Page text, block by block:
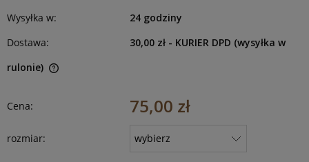
Wysyłka w:
24 godziny
Dostawa:
30,00 zł - KURIER DPD (wysyłka w
rulonie)
Cena: 75,00 zł
rozmiar: